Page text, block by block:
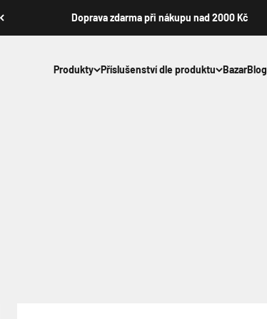
Doprava zdarma při nákupu nad 2000 Kč
Produkty Příslušenství dle produktu BazarBlog